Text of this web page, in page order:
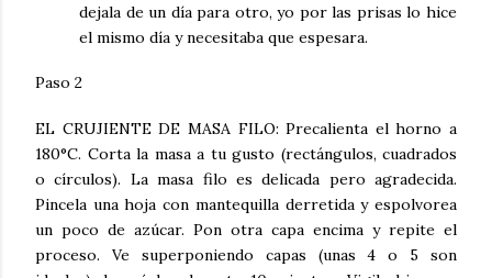
dejala de un día para otro, yo por las prisas lo hice
el mismo día y necesitaba que espesara.
Paso 2
EL CRUJIENTE DE MASA FILO:Precalienta el horno a
180°C. Corta la masa a tu gusto (rectángulos, cuadrados
o círculos). La masa filo es delicada pero agradecida.
Pincela una hoja con mantequilla derretida y espolvorea
un poco de azúcar. Pon otra capa encima y repite el
proceso. Ve superponiendo capas (unas 4 o 5 son